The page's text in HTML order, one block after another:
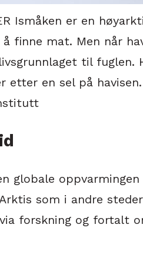
Ismåken er en
finne mat. Men når
til fuglen.
etter en sel på
globale
som i andre
forskning og fortalt